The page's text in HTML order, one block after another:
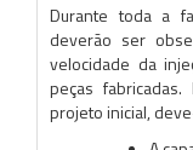
Durante toda a
deverão ser
velocidade da
peças
projeto inicial,